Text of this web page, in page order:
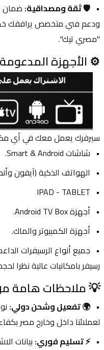
🛡️ ثقة ومصداقية:
"مصري تيك".
⚙️ الأجهزة
سيرفرك يعمل معك في أي
شاشات Smart & Android.
الهواتف الذكية (آيفون
IPAD - TABLET
أجهزة Android TV Box.
أجهزة الكمبيوتر والماك.
رسيفر بامكانيات عالية نظرا
💡 ملاحظات هامة
🌍 تفعيل وشحن دولي:
لعملائنا داخل وخارج مصر
⚡ تسليم فوري: